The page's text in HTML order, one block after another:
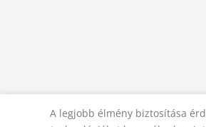
FÜLBEVALÓK
Domború beszúrós fülbevaló
KARKÖTŐK
A legjobb élmény biztosítása